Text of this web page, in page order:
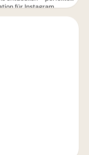
für Instagram